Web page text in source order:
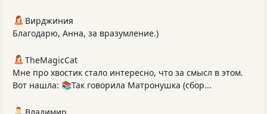
Вирджиния
Благодарю, Анна, за вразумление.)
TheMagicCat
Мне про хвостик стало интересно, что за смысл в этом.
Вот нашла: 📚Так говорила Матронушка (сбор...